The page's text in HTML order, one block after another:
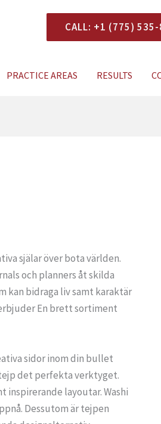
CALL: +1 (775)
PRACTICE AREAS RESULTS
själar över bota världen.
och planners åt skilda
kan bidraga liv samt karaktär
En brett sortiment
sidor inom din bullet
det perfekta verktyget.
layoutar. Washi
Dessutom är tejpen